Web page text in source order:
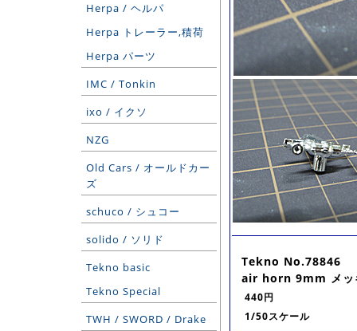
Herpa / ヘルパ
Herpa トレーラー,積荷
Herpa パーツ
IMC / Tonkin
ixo / イクソ
NZG
Old Cars / オールドカー
ズ
schuco / シュコー
solido / ソリド
Tekno basic
Tekno Special
TWH / SWORD / Drake
Tekno No.78846
air horn 9mm メッ
440円
1/50スケール